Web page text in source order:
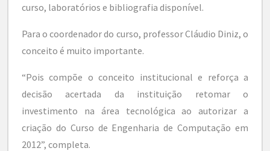
curso, laboratórios e bibliografia disponível.
Para o coordenador do curso, professor Cláudio Diniz, o
conceito é muito importante.
“Pois compõe o conceito institucional e reforça a
decisão acertada da instituição retomar o
investimento na área tecnológica ao autorizar a
criação do Curso de Engenharia de Computação em
2012”, completa.